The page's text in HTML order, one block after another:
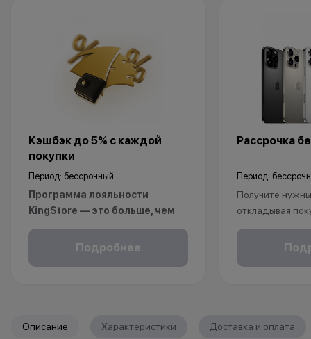
Кэшбэк до 5% с каждой
покупки
Период: бессрочный
Программа лояльности
KingStore — это больше, чем
просто бонусы.
Покупайте технику и аксессуары,
За покупки начисляются бонусные
Подробнее
Рассрочка
Период:
Получите
откладывая
Рассрочка без
клиентов от 18
Описание Характеристики Доставка и оплата